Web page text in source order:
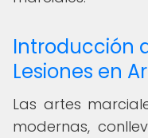
Introducción
Lesiones en
Las artes
modernas,